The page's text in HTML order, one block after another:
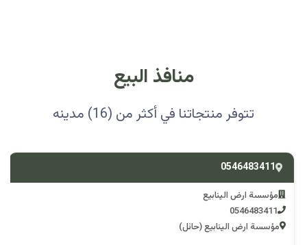
منافذ البيع
تتوفر منتجاتنا في أكثر من (16) مدينه
0546483411
مؤسسة ارض الينابيع
0546483411
مؤسسة ارض الينابيع (حائل)